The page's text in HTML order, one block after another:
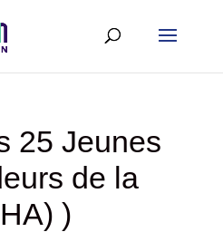
25 Jeunes
de la
)